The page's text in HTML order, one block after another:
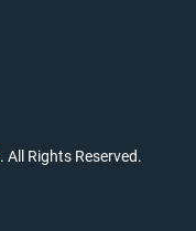
. All Rights Reserved.